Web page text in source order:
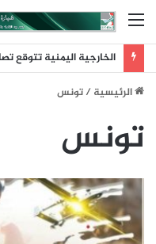
القائمة
الخارجية اليمنية تتوقع
الرئيسية/تونس
تونس